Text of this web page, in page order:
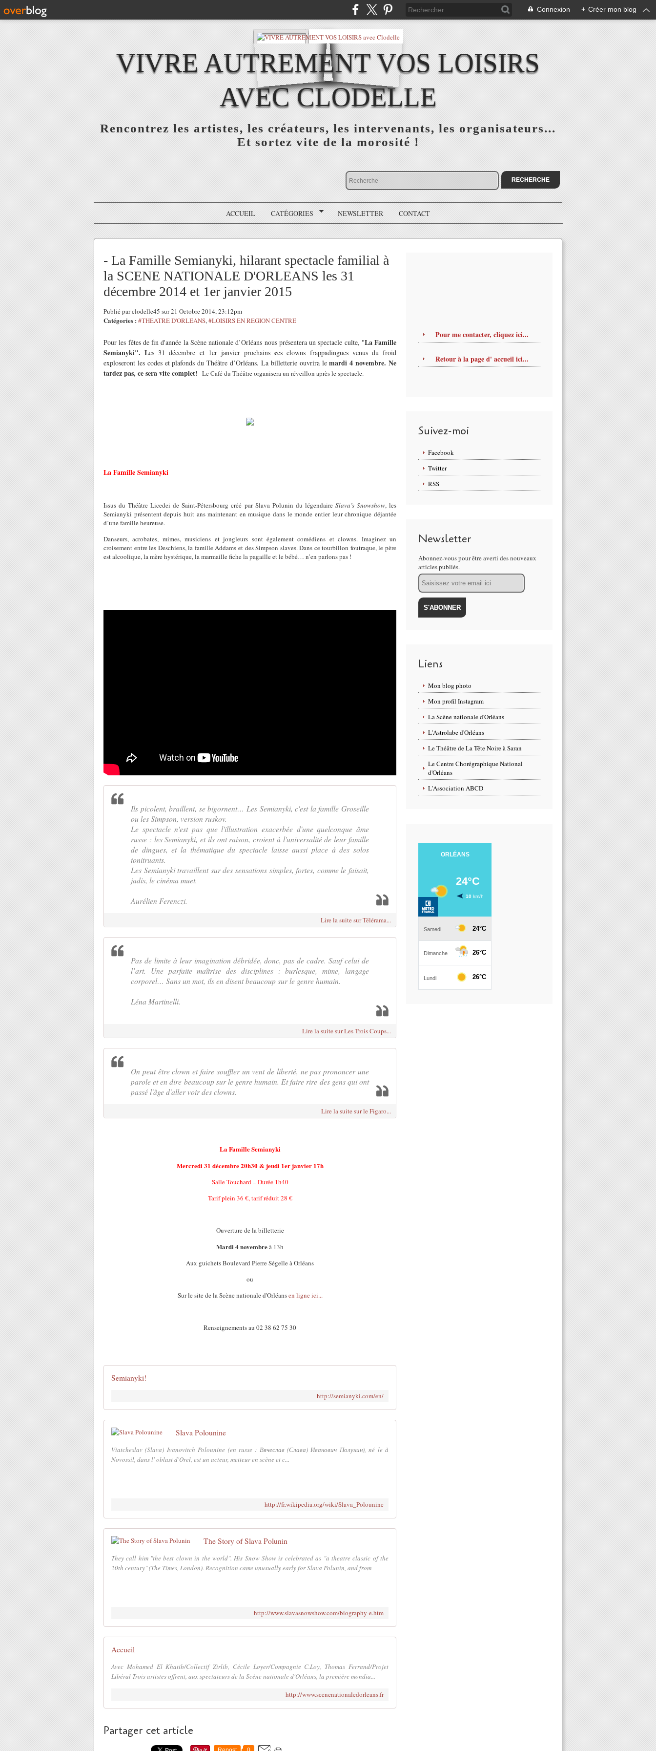
Connexion + Créer mon blog
VIVRE AUTREMENT VOS LOISIRS
AVEC CLODELLE
Rencontrez les artistes, les créateurs, les intervenants, les organisateurs...
Et sortez vite de la morosité !
ACCUEIL CATÉGORIES NEWSLETTER CONTACT
- La Famille Semianyki, hilarant spectacle familial à
la SCENE NATIONALE D'ORLEANS les 31
décembre 2014 et 1er janvier 2015
Publié par clodelle45 sur 21 Octobre 2014, 23:12pm
Catégories : #THEATRE D'ORLEANS,#LOISIRS EN REGION CENTRE
Pour les fêtes de fin d'année la Scène nationale d’Orléans nous présentera un spectacle culte, "La Famille
Semianyki". Les 31 décembre et 1er janvier prochainsces clowns frappadingues venus du froid
exploseront les codes et plafonds du Théâtre d’Orléans. La billetterie ouvrira lemardi 4 novembre. Ne
tardez pas, ce sera vite complet! Le Café du Théâtre organisera un réveillon après le spectacle.
La Famille Semianyki
Issus du Théâtre Licedei de Saint-Pétersbourg créé par Slava Polunin du légen­daire Slava’s Snowshow, les
Semianyki présentent depuis huit ans maintenant en musique dans le monde entier leur chronique déjantée
d’une famille heureuse.
Danseurs, acrobates, mimes, musiciens et jongleurs sont également comédiens et clowns. Imaginez un
croisement entre les Deschiens, la famille Addams et des Simpson slaves. Dans ce tourbillon foutraque, le père
est alcoolique, la mère hystérique, la marmaille fiche la pagaille et le bébé… n’en parlons pas !
Ils picolent, braillent, se bigornent… Les Semianyki, c'est la famille Groseille
ou les Simpson, version ruskov.
Le spectacle n'est pas que l'illustration exacerbée d'une quelconque âme
russe : les Semianyki, et ils ont raison, croient à l'universalité de leur famille
de dingues, et la thématique du spectacle laisse aussi place à des solos
tonitruants.
Les Semianyki travaillent sur des sensations simples, fortes, comme le faisait,
jadis, le cinéma muet.
Aurélien Ferenczi.
Lire la suite sur Télérama...
Pas de limite à leur imagination débridée, donc, pas de cadre. Sauf celui de
l’art. Une parfaite maîtrise des disciplines : burlesque, mime, langage
corporel… Sans un mot, ils en disent beaucoup sur le genre humain.
Léna Martinelli.
Lire la suite sur Les Trois Coups...
On peut être clown et faire souffler un vent de liberté, ne pas prononcer une
parole et en dire beaucoup sur le genre humain. Et faire rire des gens qui ont
passé l'âge d'aller voir des clowns.
Lire la suite sur le Figaro...
La Famille Semianyki
Mercredi 31 décembre 20h30 & jeudi 1er janvier 17h
Salle Touchard – Durée 1h40
Tarif plein 36 €, tarif réduit 28 €
Ouverture de la billetterie
Mardi 4 novembreà 13h
Aux guichets Boulevard Pierre Ségelle à Orléans
ou
Sur le site de la Scène nationale d'Orléansen ligne ici...
Renseignements au 02 38 62 75 30
Semianyki!
http://semianyki.com/en/
Slava Polounine
Viatcheslav (Slava) Ivanovitch Polounine (en russe : Вячеслав (Слава) Иванович Полунин), né le à
Novossil, dans l' oblast d'Orel, est un acteur, metteur en scène et c...
http://fr.wikipedia.org/wiki/Slava_Polounine
The Story of Slava Polunin
They call him "the best clown in the world". His Snow Show is celebrated as "a theatre classic of the
20th century" (The Times, London). Recognition came unusually early for Slava Polunin, and from
http://www.slavasnowshow.com/biography-e.htm
Accueil
Avec Mohamed El Khatib/Collectif Zirlib, Cécile Loyer/Compagnie C.Loy, Thomas Ferrand/Projet
Libéral Trois artistes offrent, aux spectateurs de la Scène nationale d'Orléans, la première mondia...
http://www.scenenationaledorleans.fr
Partager cet article
Pour me contacter, cliquez ici...
Retour à la page d' accueil ici...
Suivez-moi
Facebook
Twitter
RSS
Newsletter
Abonnez-vous pour être averti des nouveaux
articles publiés.
Email
Liens
Mon blog photo
Mon profil Instagram
La Scène nationale d'Orléans
L'Astrolabe d'Orléans
Le Théâtre de La Tête Noire à Saran
Le Centre Chorégraphique National
d'Orléans
L'Association ABCD